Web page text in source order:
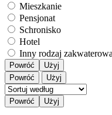
Mieszkanie
Pensjonat
Schronisko
Hotel
Inny rodzaj
Powróć
Użyj
Powróć
Użyj